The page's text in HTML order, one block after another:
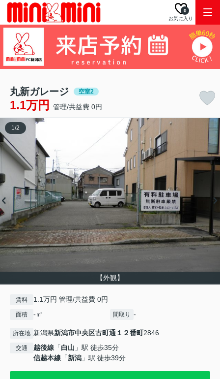
お気に入り
0
丸新ガレージ 空室2
1.1万円 管理/共益費 0円
【外観】
1 /2
賃料 1.1万円 管理/共益費 0円
面積 -㎡ 間取り -
所在地 新潟県新潟市中央区古町通１２番町2846
交通 越後線 「白山 」駅 徒歩35分
信越本線 「新潟 」駅 徒歩39分